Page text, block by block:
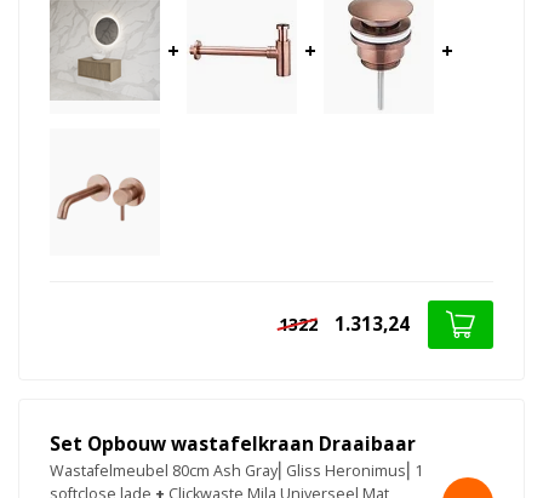
+ + +
1322 1.313,24
Set Opbouw wastafelkraan Draaibaar
Wastafelmeubel 80cm Ash Gray⎢Gliss Heronimus⎢1